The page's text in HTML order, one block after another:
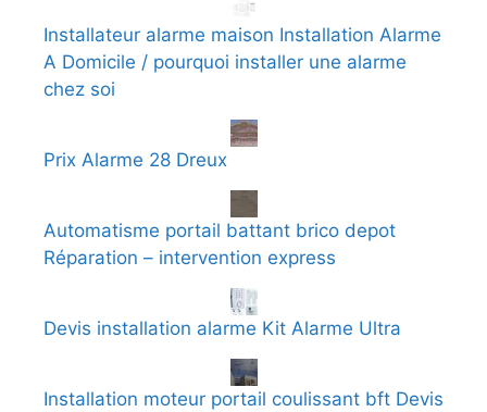
Installateur alarme maison Installation Alarme
A Domicile / pourquoi installer une alarme
chez soi
Prix Alarme 28 Dreux
Automatisme portail battant brico depot
Réparation – intervention express
Devis installation alarme Kit Alarme Ultra
Installation moteur portail coulissant bft Devis